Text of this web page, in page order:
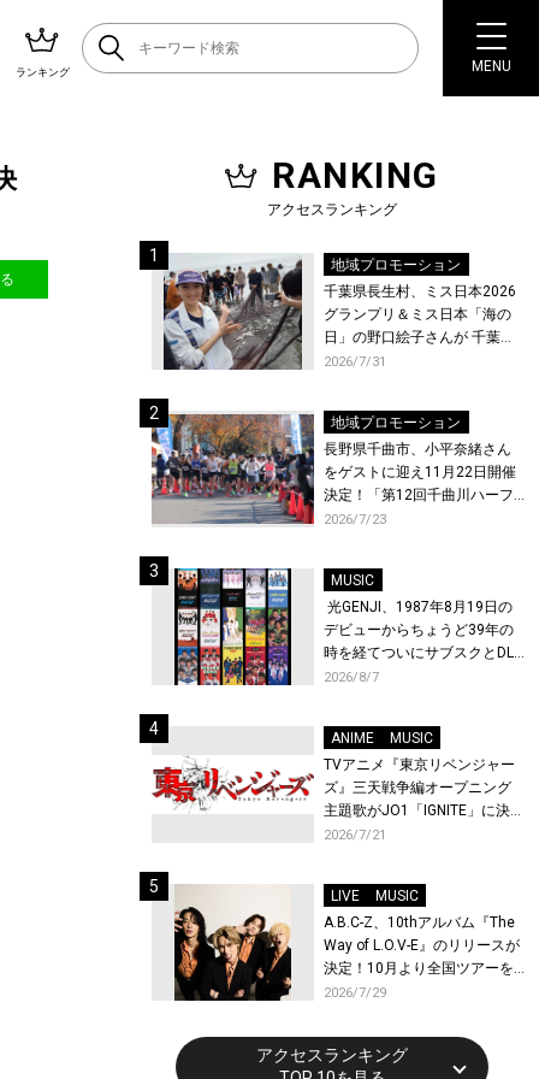
ランキング MENU
RANKING
アクセスランキング
地域プロモーション
千葉県長生村、ミス日本2026
グランプリ＆ミス日本「海の
日」の野口絵子さんが 千葉県
唯一の村・長生村で地引網を
2026/7/31
地域プロモーション
長野県千曲市、小平奈緒さん
をゲストに迎え11月22日開催
決定！「第12回千曲川ハーフ
マラソン」エントリー受付開
2026/7/23
MUSIC
光GENJI、1987年8月19日の
デビューからちょうど39年の
時を経てついにサブスクとDL
配信が解禁！
2026/8/7
ANIME
MUSIC
TVアニメ『東京リベンジャー
ズ』三天戦争編オープニング
主題歌がJO1「IGNITE」に決
定！メンバー全員から喜びと
先行上映会を開催！
2026/7/21
LIVE
MUSIC
A.B.C-Z、10thアルバム『The
Way of L.O.V-E』のリリースが
決定！10月より全国ツアーを
開催！
2026/7/29
アクセスランキング